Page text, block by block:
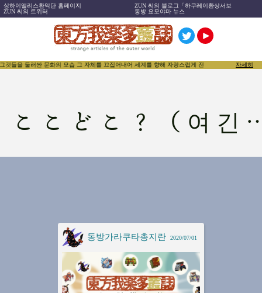
상하이앨리스환악단 홈페이지
ZUN 씨의 블로그「하쿠레이환상서보
ZUN 씨의 트위터
동방 요모야마 뉴스
을 둘러싼 문화의 모습 그 자체를 끄집어내어 세계를 향해 자랑스럽게 전함으로써, 동방자세히
ここどこ
동방가라쿠타총지란 2020/07/01